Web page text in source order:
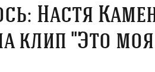
Настя
клип "Это